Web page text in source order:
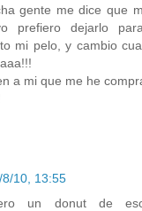
gente me dice que
prefiero dejarlo
mi pelo, y cambio
a mi que me he
8/10, 13:55
un donut de